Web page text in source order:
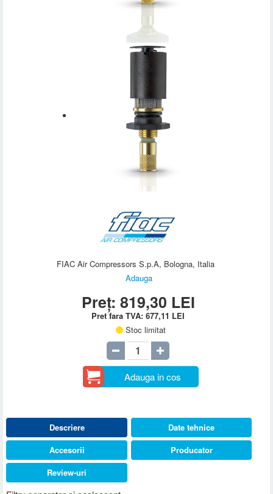
FIAC Air Compressors S.p.A, Bologna, Italia
Adauga
Preț: 819,30 LEI
Pret fara TVA:677,11 LEI
Stoc limitat
Adauga in cos
Descriere
Date tehnice
Accesorii
Producator
Review-uri